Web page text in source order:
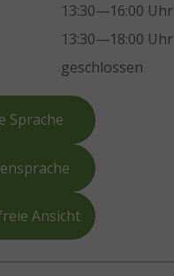
13:30—16:00 Uhr
13:30—18:00 Uhr
geschlossen
Sprache
Ansicht